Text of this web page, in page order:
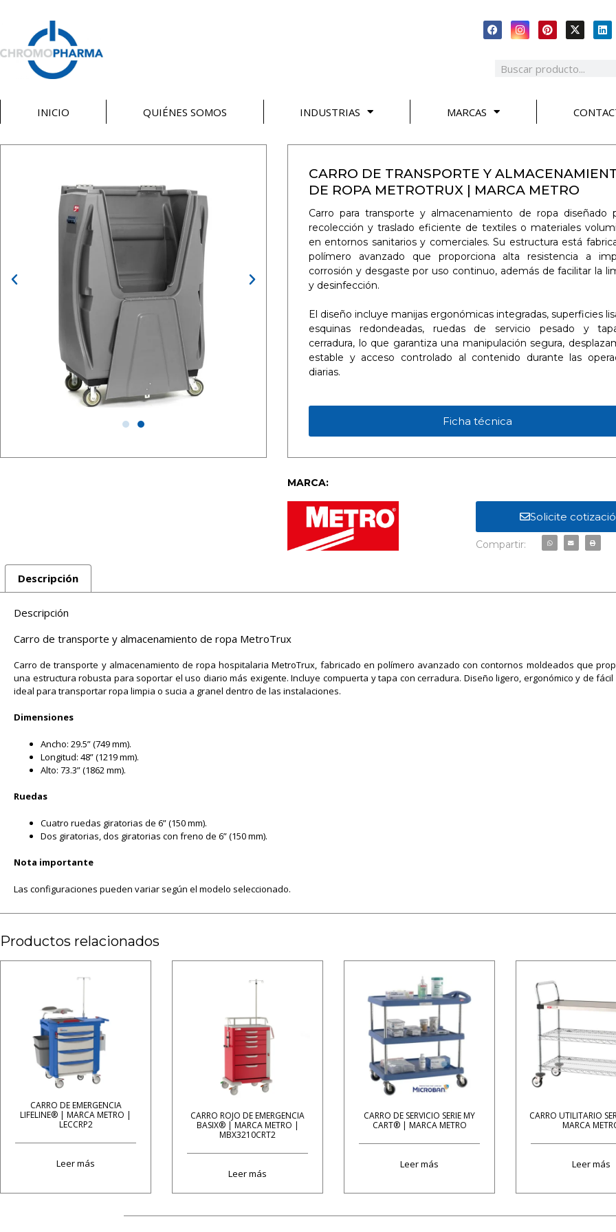
INICIO QUIÉNES SOMOS INDUSTRIAS MARCAS
CARRO DE TRANSPORTE Y
DE ROPA METROTRUX | MARCA METRO
Carro para transporte y almacenamiento de ropa diseñado
recolección y traslado eficiente de textiles o materiales
en entornos sanitarios y comerciales. Su estructura está
polímero avanzado que proporciona alta resistencia a
corrosión y desgaste por uso continuo, además de facilitar la
y desinfección.
El diseño incluye manijas ergonómicas integradas, superficies
esquinas redondeadas, ruedas de servicio pesado y
cerradura, lo que garantiza una manipulación segura,
estable y acceso controlado al contenido durante las
diarias.
Ficha técnica
MARCA:
Solicite
Compartir:
Descripción
Descripción
Carro de transporte y almacenamiento de ropa MetroTrux
Carro de transporte y almacenamiento de ropa hospitalaria MetroTrux, fabricado en polímero avanzado con contornos moldeados que
una estructura robusta para soportar el uso diario más exigente. Incluye compuerta y tapa con cerradura. Diseño ligero, ergonómico y de fácil
ideal para transportar ropa limpia o sucia a granel dentro de las instalaciones.
Dimensiones
Ancho: 29.5” (749 mm).
Longitud: 48” (1219 mm).
Alto: 73.3” (1862 mm).
Ruedas
Cuatro ruedas giratorias de 6” (150 mm).
Dos giratorias, dos giratorias con freno de 6” (150 mm).
Nota importante
Las configuraciones pueden variar según el modelo seleccionado.
Productos relacionados
CARRO DE EMERGENCIA
LIFELINE® | MARCA METRO |
LECCRP2
Leer más
CARRO ROJO DE EMERGENCIA
BASIX® | MARCA METRO |
MBX3210CRT2
Leer más
CARRO DE SERVICIO SERIE MY
CART® | MARCA METRO
Leer más
CARRO UTILITARIO
MARCA
Leer más